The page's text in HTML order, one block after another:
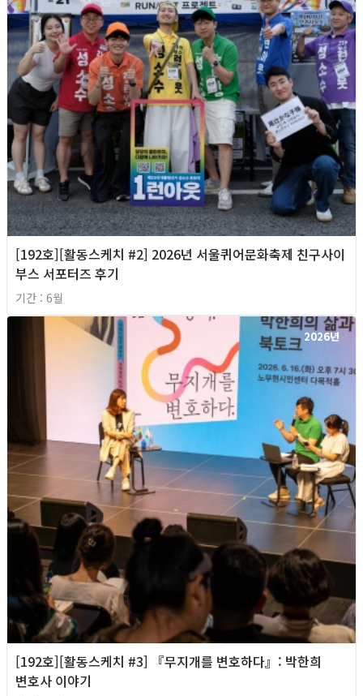
[192호][활동스케치 #2] 2026년 서울퀴어문화축제 친구사이
부스 서포터즈 후기
기간 : 6월
2026년
[192호][활동스케치 #3] 『무지개를 변호하다』: 박한희
변호사 이야기